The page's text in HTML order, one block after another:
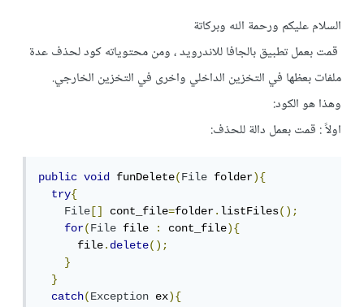
السلام عليكم ورحمة الله وبركاتة
قمت بعمل تطبيق بالجافا للاندرويد ، ومن محتوياته كود لحذف عدة
ملفات بعظها في التخزين الداخلي واخرى في التخزين الخارجي.
وهذا هو الكود:
اولاً : قمت بعمل دالة للحذف:
public void funDelete(File folder){
try{
File [] cont_file=folder.listFiles();
for(File file : cont_file){
      file
.delete();
}
}
catch(Exception ex){